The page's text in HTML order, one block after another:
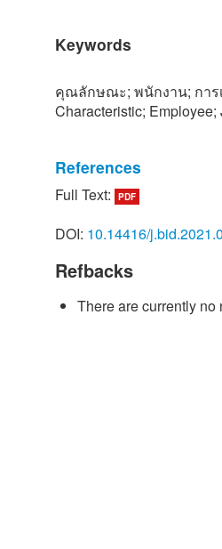
Keywords
คุณลักษณะ; พนักงาน; การ
Characteristic;
References
[1] วิชชุดา ชาญณรงค์.
ปลีก”.ประชาติธุรกิจ,23
[2] ธนิต โสรัตน์. (2552).
เศรษฐกิจถดถอย
[3] กรมสวัสดิการและคุ้มค
แนวทางบรรเทาปัญหาการ
Full Text: PDF
DOI: 10.14416/
Refbacks
There are currently no